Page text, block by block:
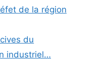
de la région
du
industriel…